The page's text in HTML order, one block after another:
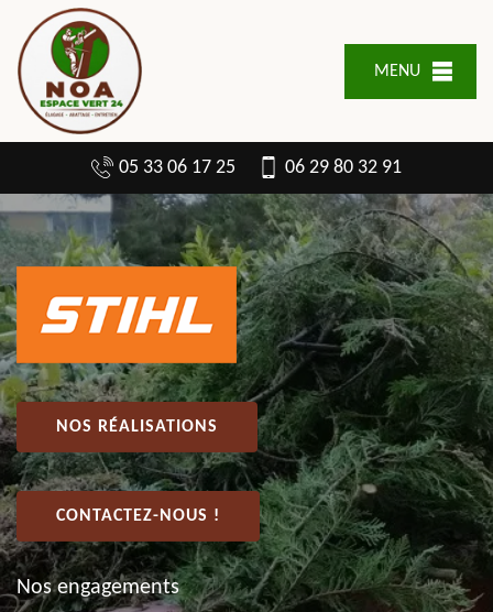
MENU
05 33 06 17 25 06 29 80 32 91
NOS RÉALISATIONS
CONTACTEZ-NOUS !
Nos engagements